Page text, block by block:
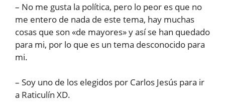
– No me gusta la política, pero lo peor es que no
me entero de nada de este tema, hay muchas
cosas que son «de mayores» y así se han quedado
para mi, por lo que es un tema desconocido para
mi.
– Soy uno de los elegidos por Carlos Jesús para ir
a Raticulín XD.